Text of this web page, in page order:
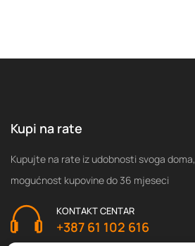
Kupi na rate
Kupujte na rate iz udobnosti svoga doma,
mogućnost kupovine do 36 mjeseci
KONTAKT CENTAR
+387 61 102 616